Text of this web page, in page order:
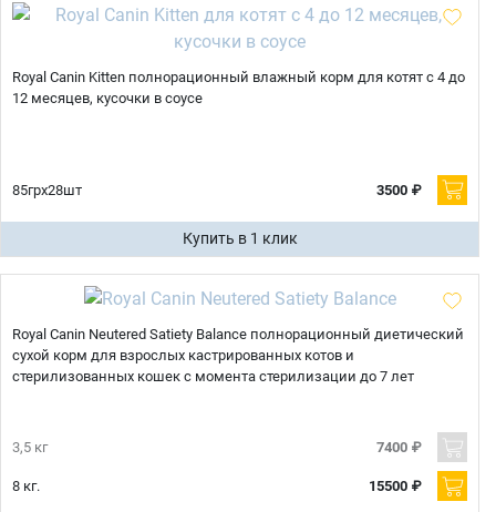
Royal Canin Kitten полнорационный влажный корм для котят с 4 до
12 месяцев, кусочки в соусе
85грх28шт 3500 ₽
Купить в 1 клик
Royal Canin Neutered Satiety Balance полнорационный диетический
сухой корм для взрослых кастрированных котов и
стерилизованных кошек с момента стерилизации до 7 лет
3,5 кг 7400 ₽
8 кг. 15500 ₽